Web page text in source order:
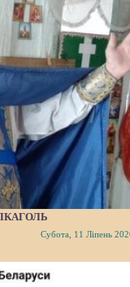
Субота, 11 Ліпень